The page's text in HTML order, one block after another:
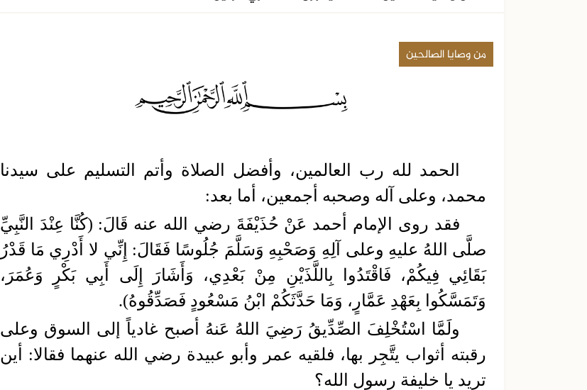
من وصايا الصالحين
الحمد لله رب العالمين، وأفضل الصلاة وأتم التسليم على سيدنا
محمد، وعلى آله وصحبه أجمعين، أما بعد:
فقد روى الإمام أحمد عَنْ حُذَيْفَةَ رضي الله عنه قَالَ: (كُنَّا عِنْدَ النَّبِيِّ
صلَّى اللهُ عليهِ وعلى آلِهِ وَصَحْبِهِ وَسَلَّمَ جُلُوسًا فَقَالَ: إِنِّي لا أَدْرِي مَا قَدْرُ
بَقَائِي فِيكُمْ، فَاقْتَدُوا بِاللَّذَيْنِ مِنْ بَعْدِي، وَأَشَارَ إِلَى أَبِي بَكْرٍ وَعُمَرَ،
وَتَمَسَّكُوا بِعَهْدِ عَمَّارٍ، وَمَا حَدَّثَكُمْ ابْنُ مَسْعُودٍ فَصَدِّقُوهُ).
ولَمَّا اسْتُخْلِفَ الصِّدِّيقُ رَضِيَ اللهُ عَنهُ أصبح غادياً إلى السوق وعلى
رقبته أثواب يتَّجِر بها، فلقيه عمر وأبو عبيدة رضي الله عنهما فقالا: أين
تريد يا خليفة رسول الله؟